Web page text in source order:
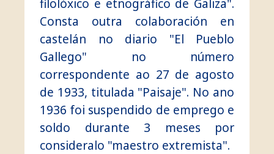
filolóxico e etnográfico de Galiza".
Consta outra colaboración en
castelán no diario "El Pueblo
Gallego" no número
correspondente ao 27 de agosto
de 1933, titulada "Paisaje". No ano
1936 foi suspendido de emprego e
soldo durante 3 meses por
consideralo "maestro extremista".